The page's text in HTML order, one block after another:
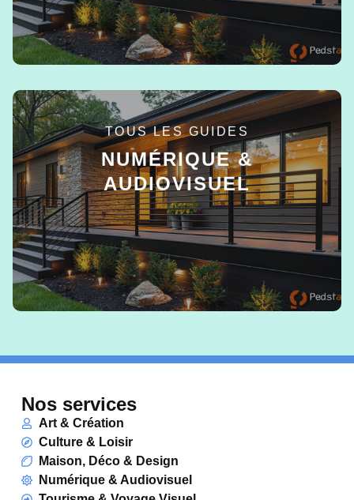
TOUS LES GUIDES
NUMÉRIQUE &
AUDIOVISUEL
EN SAVOIR +
Nos services
Art & Création
Culture & Loisir
Maison, Déco & Design
Numérique & Audiovisuel